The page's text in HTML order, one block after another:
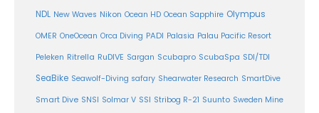
NDL New Waves Nikon Ocean HD Ocean Sapphire Olympus
OMER OneOcean Orca Diving PADI Palasia Palau Pacific Resort
Peleken Ritrella RuDIVE Sargan Scubapro ScubaSpa SDI/TDI
SeaBike Seawolf-Diving safary Shearwater Research SmartDive
Smart Dive SNSI Solmar V SSI Stribog R-21 Suunto Sweden Mine